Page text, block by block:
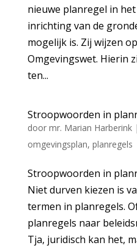
nieuwe planregel in
inrichting van de
mogelijk is. Zij wijzen
Omgevingswet. Hierin
ten...
Stroopwoorden in
door mr. Marian Harberink|
omgevingsplan, planregels
Stroopwoorden in
Niet durven kiezen is
termen in planregels.
planregels naar
Tja, juridisch kan het,